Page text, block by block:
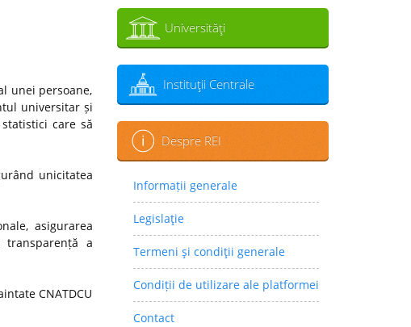
unei persoane,
universitar și
care să
unicitatea
asigurarea
a
CNATDCU
Universităţi
Instituţii Centrale
Despre REI
Informații generale
Legislaţie
Termeni şi condiţii generale
Condiții de utilizare ale platformei
Contact